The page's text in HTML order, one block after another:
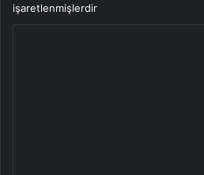
işaretlenmişlerdir